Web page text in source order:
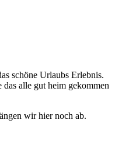
schöne Urlaubs Erlebnis.
alle gut heim gekommen
wir hier noch ab.